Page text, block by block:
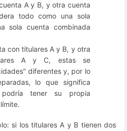
A y B, y otra cuenta
todo como una sola
sola cuenta combinada
con titulares A y B, y otra
A y C, estas se
diferentes y, por lo
lo que significa
tener su propia
si los titulares A y B tienen dos